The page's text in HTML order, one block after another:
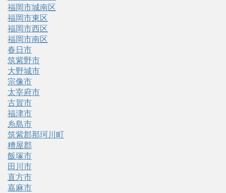
福岡市城南区
福岡市東区
福岡市西区
福岡市南区
春日市
筑紫野市
大野城市
宗像市
太宰府市
古賀市
福津市
糸島市
筑紫郡那珂川町
糟屋郡
飯塚市
田川市
直方市
嘉麻市